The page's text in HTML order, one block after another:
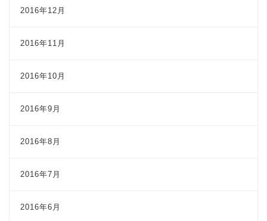
2016年12月
2016年11月
2016年10月
2016年9月
2016年8月
2016年7月
2016年6月